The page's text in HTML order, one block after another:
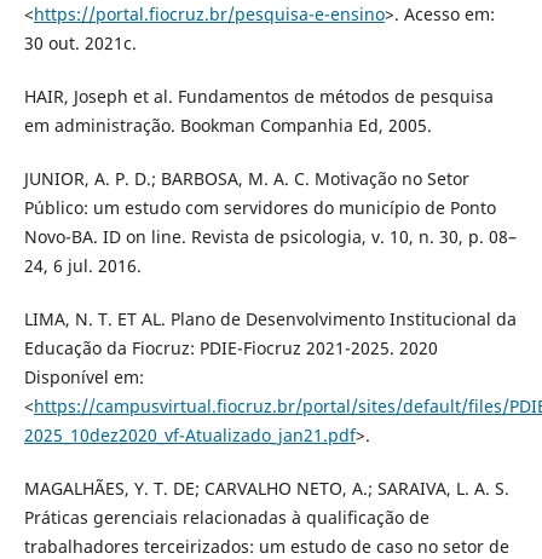
<https://portal.fiocruz.br/pesquisa-e-ensino>. Acesso em:
30 out. 2021c.
HAIR, Joseph et al. Fundamentos de métodos de pesquisa
em administração. Bookman Companhia Ed, 2005.
JUNIOR, A. P. D.; BARBOSA, M. A. C. Motivação no Setor
Público: um estudo com servidores do município de Ponto
Novo-BA. ID on line. Revista de psicologia, v. 10, n. 30, p. 08–
24, 6 jul. 2016.
LIMA, N. T. ET AL. Plano de Desenvolvimento Institucional da
Educação da Fiocruz: PDIE-Fiocruz 2021-2025. 2020
Disponível em:
<https://campusvirtual.fiocruz.br/portal/sites/default/files/
2025_10dez2020_vf-Atualizado_jan21.pdf>.
MAGALHÃES, Y. T. DE; CARVALHO NETO, A.; SARAIVA, L. A. S.
Práticas gerenciais relacionadas à qualificação de
trabalhadores terceirizados: um estudo de caso no setor de